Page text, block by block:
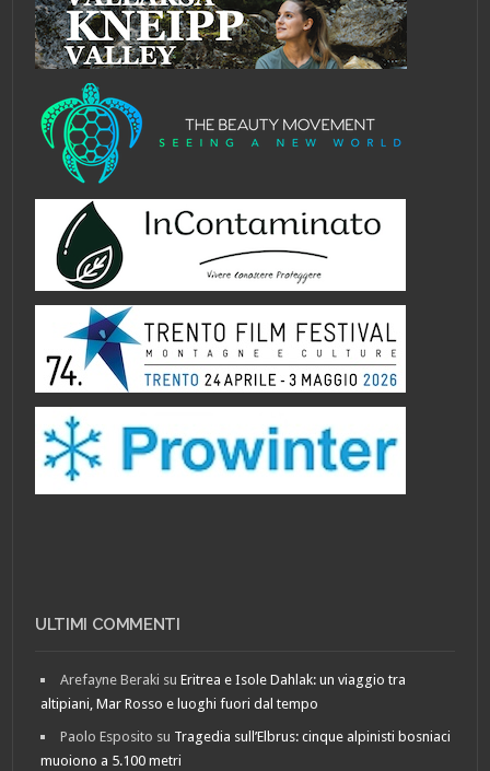
ULTIMI COMMENTI
Arefayne Beraki suEritrea e Isole Dahlak: un viaggio tra
altipiani, Mar Rosso e luoghi fuori dal tempo
Paolo Esposito su Tragedia sull’Elbrus: cinque alpinisti bosniaci
muoiono a 5.100 metri